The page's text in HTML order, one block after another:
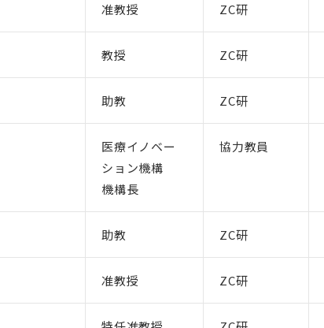
准教授 ZC研
教授 ZC研
助教 ZC研
医療イノベー
ション機構
機構長
協力教員
助教 ZC研
准教授 ZC研